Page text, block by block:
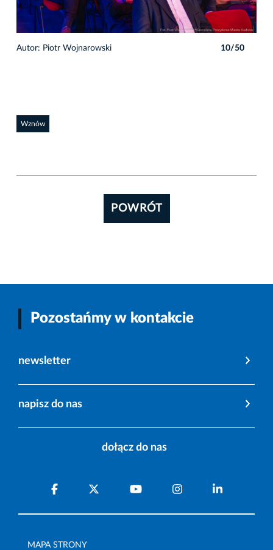
Autor: Piotr Wojnarowski 10/50
Wznów
POWRÓT
Pozostańmy w kontakcie
newsletter
napisz do nas
dołącz do nas
MAPA STRONY